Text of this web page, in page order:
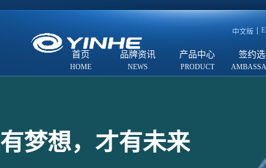
中文版
首页 品牌资讯 产品中心 签约
有梦想，才有未来